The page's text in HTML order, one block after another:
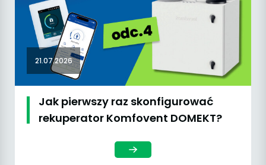
21.07.2026
Jak pierwszy raz skonfigurować
rekuperator Komfovent DOMEKT?